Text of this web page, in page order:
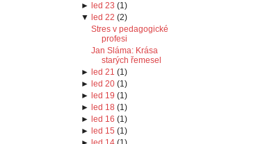
► led 23 (1)
▼ led 22 (2)
Stres v pedagogické
profesi
Jan Sláma: Krása
starých řemesel
► led 21 (1)
► led 20(1)
► led 19 (1)
► led 18 (1)
► led 16 (1)
► led 15 (1)